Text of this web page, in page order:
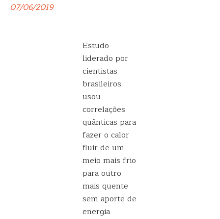
07/06/2019
Estudo
liderado por
cientistas
brasileiros
usou
correlações
quânticas para
fazer o calor
fluir de um
meio mais frio
para outro
mais quente
sem aporte de
energia